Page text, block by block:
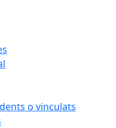
o vinculats